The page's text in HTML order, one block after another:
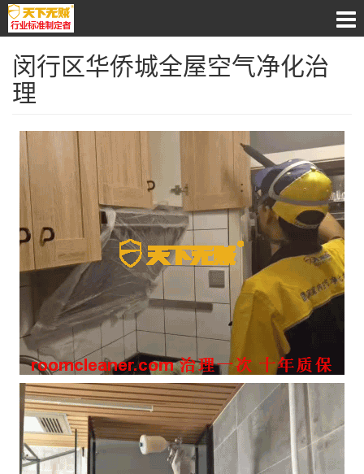
闵行区华侨城全屋空气净化治
理